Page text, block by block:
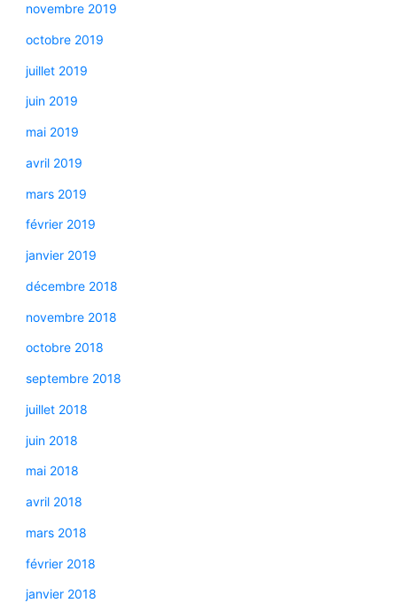
novembre 2019
octobre 2019
juillet 2019
juin 2019
mai 2019
avril 2019
mars 2019
février 2019
janvier 2019
décembre 2018
novembre 2018
octobre 2018
septembre 2018
juillet 2018
juin 2018
mai 2018
avril 2018
mars 2018
février 2018
janvier 2018